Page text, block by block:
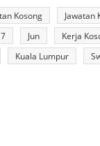
Kosong Jawatan
Jun Kerja
Kuala Lumpur